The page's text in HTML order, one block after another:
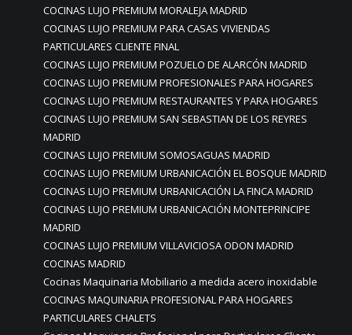
COCINAS LUJO PREMIUM MORALEJA MADRID
COCINAS LUJO PREMIUM PARA CASAS VIVIENDAS
PARTICULARES CLIENTE FINAL
COCINAS LUJO PREMIUM POZUELO DE ALARCÓN MADRID
COCINAS LUJO PREMIUM PROFESIONALES PARA HOGARES
COCINAS LUJO PREMIUM RESTAURANTES Y PARA HOGARES
COCINAS LUJO PREMIUM SAN SEBASTIAN DE LOS REYRES
MADRID
COCINAS LUJO PREMIUM SOMOSAGUAS MADRID
COCINAS LUJO PREMIUM URBANICACIÓN EL BOSQUE MADRID
COCINAS LUJO PREMIUM URBANICACIÓN LA FINCA MADRID
COCINAS LUJO PREMIUM URBANICACIÓN MONTEPRINCIPE
MADRID
COCINAS LUJO PREMIUM VILLAVICIOSA ODON MADRID
COCINAS MADRID
Cocinas Maquinaria Mobiliario a medida acero inoxidable
COCINAS MAQUINARIA PROFESIONAL PARA HOGARES
PARTICULARES CHALETS